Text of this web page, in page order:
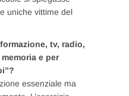
uniche vittime del
tv, radio,
e per
essenziale ma